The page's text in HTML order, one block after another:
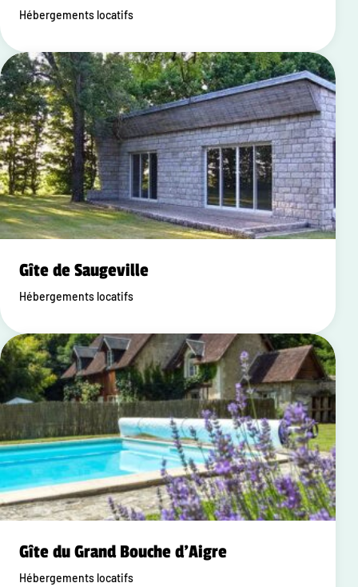
Hébergements locatifs
Gîte de Saugeville
Hébergements locatifs
Gîte du Grand Bouche d'Aigre
Hébergements locatifs